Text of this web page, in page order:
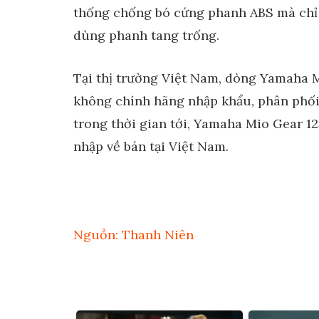
thống chống bó cứng phanh ABS mà
dùng phanh tang trống.
Tại thị trường Việt Nam, dòng Yamaha
không chính hãng nhập khẩu, phân
trong thời gian tới, Yamaha Mio Gear
nhập về bán tại Việt Nam.
Nguồn: Thanh Niên